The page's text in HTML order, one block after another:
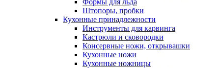
Формы для льда
Штопоры, пробки
Кухонные принадлежности
Инструменты для карвинга
Кастрюли и сковородки
Консервные ножи, открывашки
Кухонные ножи
Кухонные ножницы